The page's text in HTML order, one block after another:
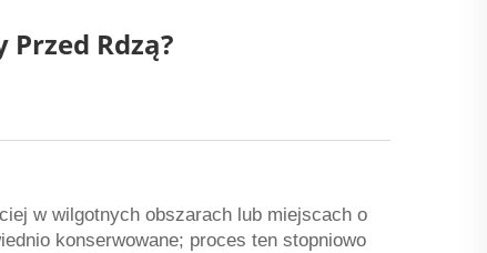
Rdzą?
w wilgotnych obszarach lub miejscach o
konserwowane; proces ten stopniowo